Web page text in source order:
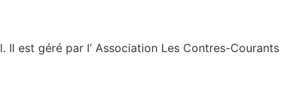
est géré par l’ Association Les Contres-Courants